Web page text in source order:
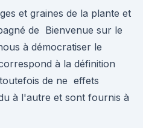
et graines de la plante et
de Bienvenue sur le
à démocratiser le
à la définition
de ne effets
à l'autre et sont fournis à